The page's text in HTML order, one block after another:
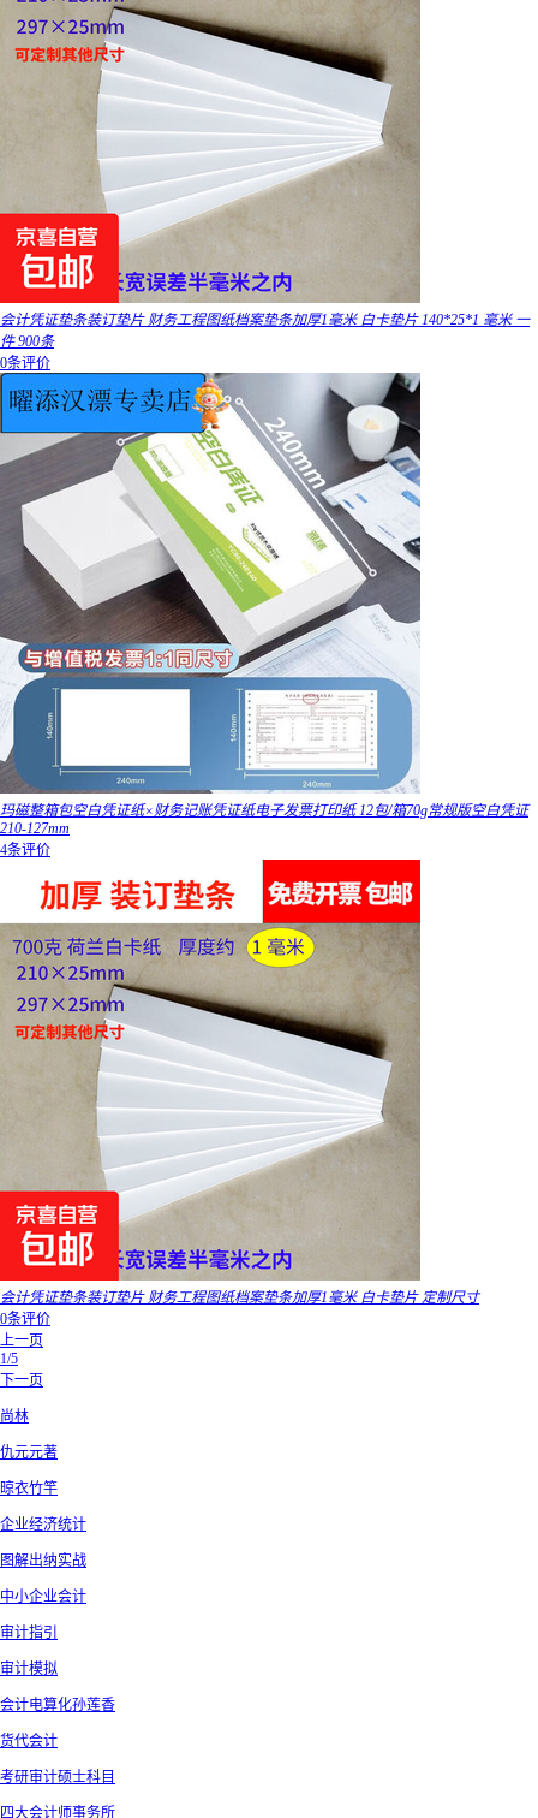
会计凭证垫条装订垫片 财务工程图纸档案垫条加厚1毫米 白卡垫片 140*25*1 毫米 一
件 900条
0条评价
玛磁整箱包空白凭证纸×财务记账凭证纸电子发票打印纸 12包/箱70g常规版空白凭证
210-127mm
4条评价
会计凭证垫条装订垫片 财务工程图纸档案垫条加厚1毫米 白卡垫片 定制尺寸
0条评价
上一页
1/5
下一页
尚林
仇元元著
晾衣竹竿
企业经济统计
图解出纳实战
中小企业会计
审计指引
审计模拟
会计电算化孙莲香
货代会计
考研审计硕士科目
四大会计师事务所